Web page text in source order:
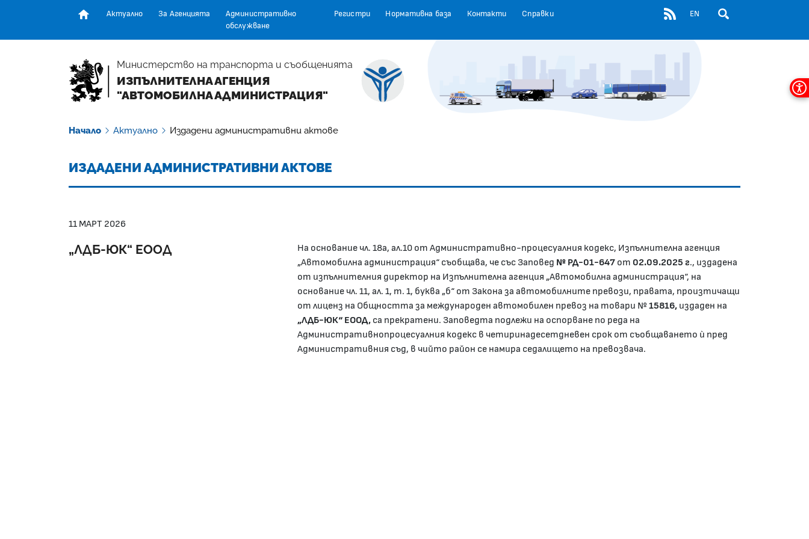
Актуално За Агенцията
Административно
обслужване
Регистри Нормативна база Контакти Справки RSS EN ОТВОРИ ПОЛЕ ЗА
Министерство на транспорта и съобщенията
ИЗПЪЛНИТЕЛНА АГЕНЦИЯ
"АВТОМОБИЛНА АДМИНИСТРАЦИЯ"
Начало Актуално Издадени административни актове
ИЗДАДЕНИ АДМИНИСТРАТИВНИ АКТОВЕ
11 МАРТ 2026
„ЛДБ-ЮК“ ЕООД
На основание чл. 18а, ал.10 от Административно-процесуалния кодекс, Изпълнителна агенция
„Автомобилна администрация“ съобщава, че със Заповед № РД-01-647 от 02.09.2025 г., издадена
от изпълнителния директор на Изпълнителна агенция „Автомобилна администрация“, на
основание чл. 11, ал. 1, т. 1, буква „б“ от Закона за автомобилните превози, правата, произтичащи
от лиценз на Общността за международен автомобилен превоз на товари № 15816, издаден на
„ЛДБ-ЮК“ ЕООД, са прекратени. Заповедта подлежи на оспорване по реда на
Административнопроцесуалния кодекс в четиринадесетдневен срок от съобщаването ѝ пред
Административния съд, в чийто район се намира седалището на превозвача.